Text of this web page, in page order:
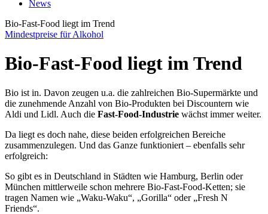
News
Bio-Fast-Food liegt im Trend
Mindestpreise für Alkohol
Bio-Fast-Food liegt im Trend
Bio ist in. Davon zeugen u.a. die zahlreichen Bio-Supermärkte und
die zunehmende Anzahl von Bio-Produkten bei Discountern wie
Aldi und Lidl. Auch die Fast-Food-Industrie wächst immer weiter.
Da liegt es doch nahe, diese beiden erfolgreichen Bereiche
zusammenzulegen. Und das Ganze funktioniert – ebenfalls sehr
erfolgreich:
So gibt es in Deutschland in Städten wie Hamburg, Berlin oder
München mittlerweile schon mehrere Bio-Fast-Food-Ketten; sie
tragen Namen wie „Waku-Waku“, „Gorilla“ oder „Fresh N
Friends“.